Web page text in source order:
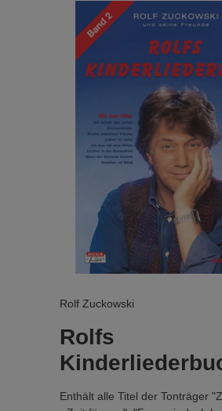
Rolf Zuckowski
Rolfs
Enthält alle Titel der Tonträger